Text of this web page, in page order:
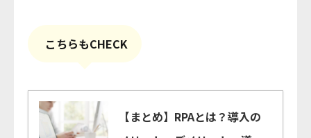
こちらもCHECK
【まとめ】RPAとは？導入の